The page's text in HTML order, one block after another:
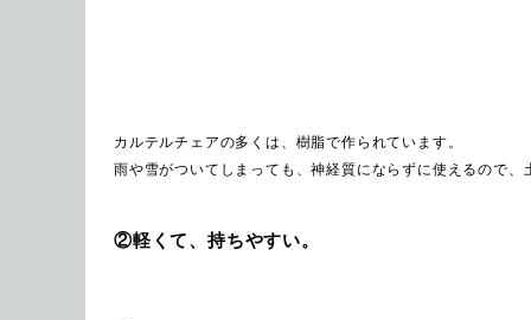
カルテルチェアの多くは、樹脂で作られています。
雨や雪がついてしまっても、神経質にならずに使えるので、
②軽くて、持ちやすい。